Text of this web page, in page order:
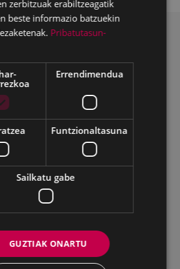
BATZUK
zerbitzuak erabiltzeagatik
beste informazio batzuekin
Pribatutasun-
Errendimendua
Funtzionaltasuna
Sailkatu gabe
GUZTIAK ONARTU